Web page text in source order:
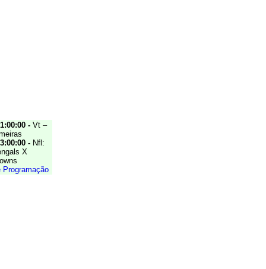
- Vt –
- Nfl:
X
Programação